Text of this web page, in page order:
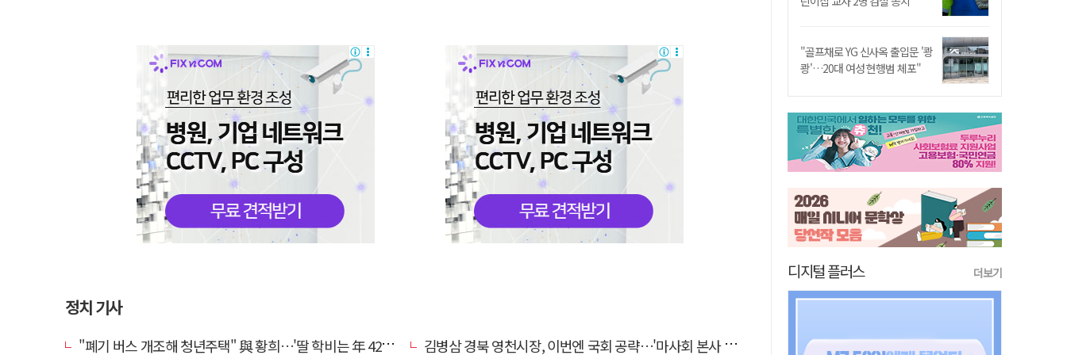
정치 기사
"폐기 버스 개조해 청년주택" 與 황희…'딸 학비는 年 4200만원' 김병삼 경북 영천시장, 이번엔 국회 공략…'마사회 본사 이전·광역교통망 확충' 요청
"골프채로 YG 신사옥 출입문 '쾅
쾅'…20대 여성 현행범 체포"
디지털 플러스 더보기